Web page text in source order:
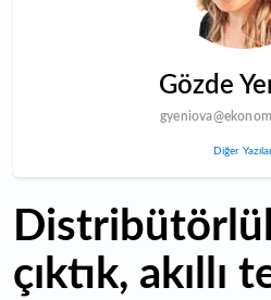
Gözde
Diğer
çıktık, akıllı